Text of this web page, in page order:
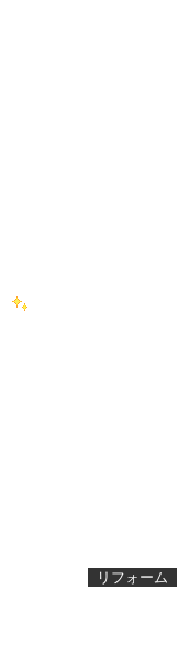
リフォーム